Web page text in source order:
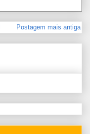
Postagem mais antiga